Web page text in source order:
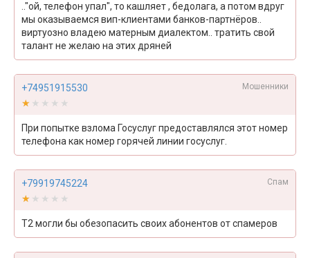
.."ой, телефон упал", то кашляет , бедолага, а потом вдруг
мы оказываемся вип-клиентами банков-партнёров..
виртуозно владею матерным диалектом.. тратить свой
талант не желаю на этих дряней
+74951915530 Мошенники
★★★★★
★★★★★
При попытке взлома Госуслуг предоставлялся этот номер
телефона как номер горячей линии госуслуг.
+79919745224 Спам
★★★★★
★★★★★
Т2 могли бы обезопасить своих абонентов от спамеров